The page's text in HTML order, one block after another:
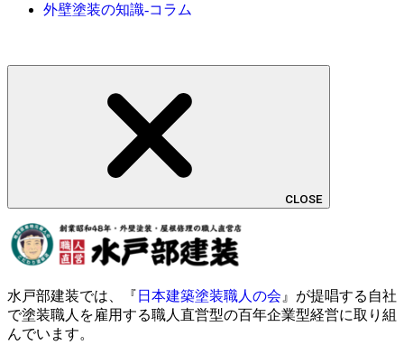
外壁塗装の知識-コラム
CLOSE
水戸部建装では、『 日本建築塗装職人の会 』が提唱する自社
で塗装職人を雇用する職人直営型の百年企業型経営に取り組
んでいます。